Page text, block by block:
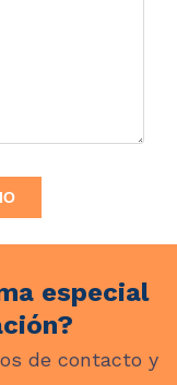
especial
de contacto y